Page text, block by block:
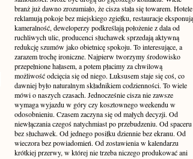
branż już dawno zrozumiało, że cisza stała się towarem. Hotele
reklamują pokoje bez miejskiego zgiełku, restauracje eksponują
kameralność, deweloperzy podkreślają położenie z dala od
ruchliwych ulic, producenci słuchawek sprzedają aktywną
redukcję szumów jako obietnicę spokoju. To interesujące, a
zarazem trochę ironiczne. Najpierw tworzymy środowisko
przepełnione hałasem, a potem płacimy za chwilową
możliwość odcięcia się od niego. Luksusem staje się coś, co
dawniej było naturalnym składnikiem codzienności. To wiele
mówi o naszych czasach. Jednocześnie cisza nie zawsze
wymaga wyjazdu w góry czy kosztownego weekendu w
odosobnieniu. Czasem zaczyna się od małych decyzji. Od
niewłączania czegoś natychmiast po przebudzeniu. Od spaceru
bez słuchawek. Od jednego posiłku dziennie bez ekranu. Od
wieczora bez powiadomień. Od zostawienia w kalendarzu
krótkiej przerwy, w której nie trzeba niczego produkować ani